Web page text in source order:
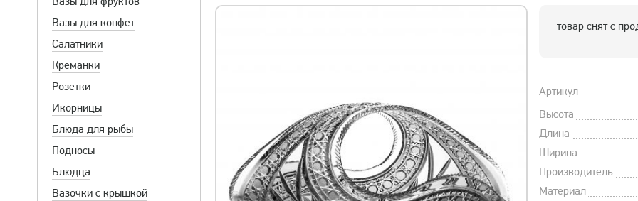
Вазы для конфет
Салатники
Креманки
Розетки
Икорницы
Блюда для рыбы
Подносы
Блюдца
Вазочки с крышкой
товар снят с
Артикул
Высота
Длина
Ширина
Производитель
Материал